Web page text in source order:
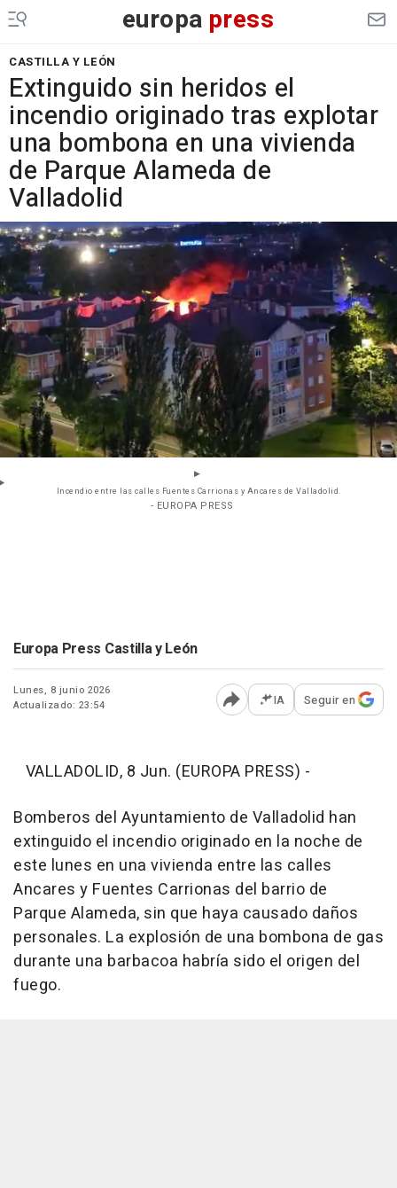
europa press
CASTILLA Y LEÓN
Extinguido sin heridos el
incendio originado tras explotar
una bombona en una vivienda
de Parque Alameda de
Valladolid
Incendio entre las calles Fuentes Carrionas y Ancares de Valladolid.
- EUROPA PRESS
Europa Press Castilla y León
Lunes, 8 junio 2026
Actualizado: 23:54
Abrir opciones para
IA Seguir en
VALLADOLID, 8 Jun. (EUROPA PRESS) -
Bomberos del Ayuntamiento de Valladolid han
extinguido el incendio originado en la noche de
este lunes en una vivienda entre las calles
Ancares y Fuentes Carrionas del barrio de
Parque Alameda, sin que haya causado daños
personales. La explosión de una bombona de gas
durante una barbacoa habría sido el origen del
fuego.